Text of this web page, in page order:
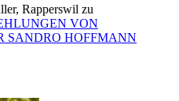
Rapperswil zu
VON
SANDRO HOFFMANN